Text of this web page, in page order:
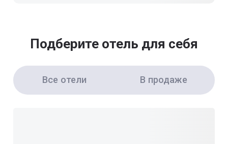
Подберите отель для себя
Все отели В продаже